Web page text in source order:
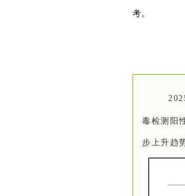
考。
毒检测阳
步上升趋